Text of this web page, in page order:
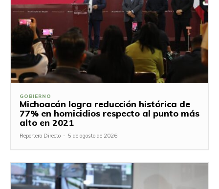
GOBIERNO
Michoacán logra reducción histórica de
77% en homicidios respecto al punto más
alto en 2021
Reportero Directo - 5 de agosto de 2026